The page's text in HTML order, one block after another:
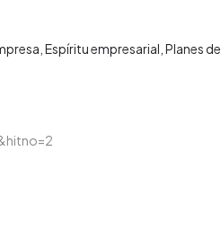
Espíritu empresarial Planes de